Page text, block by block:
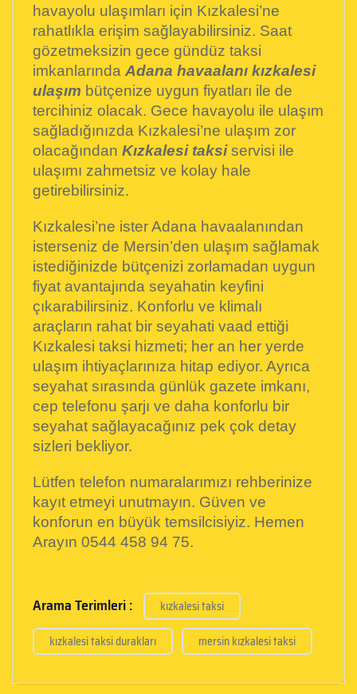
havayolu ulaşımları için Kızkalesi’ne
rahatlıkla erişim sağlayabilirsiniz. Saat
gözetmeksizin gece gündüz taksi
imkanlarında Adana havaalanı kızkalesi
ulaşım bütçenize uygun fiyatları ile de
tercihiniz olacak. Gece havayolu ile ulaşım
sağladığınızda Kızkalesi’ne ulaşım zor
olacağından Kızkalesi taksiservisi ile
ulaşımı zahmetsiz ve kolay hale
getirebilirsiniz.
Kızkalesi’ne ister Adana havaalanından
isterseniz de Mersin’den ulaşım sağlamak
istediğinizde bütçenizi zorlamadan uygun
fiyat avantajında seyahatin keyfini
çıkarabilirsiniz. Konforlu ve klimalı
araçların rahat bir seyahati vaad ettiği
Kızkalesi taksi hizmeti; her an her yerde
ulaşım ihtiyaçlarınıza hitap ediyor. Ayrıca
seyahat sırasında günlük gazete imkanı,
cep telefonu şarjı ve daha konforlu bir
seyahat sağlayacağınız pek çok detay
sizleri bekliyor.
Lütfen telefon numaralarımızı rehberinize
kayıt etmeyi unutmayın. Güven ve
konforun en büyük temsilcisiyiz. Hemen
Arayın 0544 458 94 75.
Arama Terimleri :
kızkalesi taksi
kızkalesi taksi durakları
mersin kızkalesi taksi